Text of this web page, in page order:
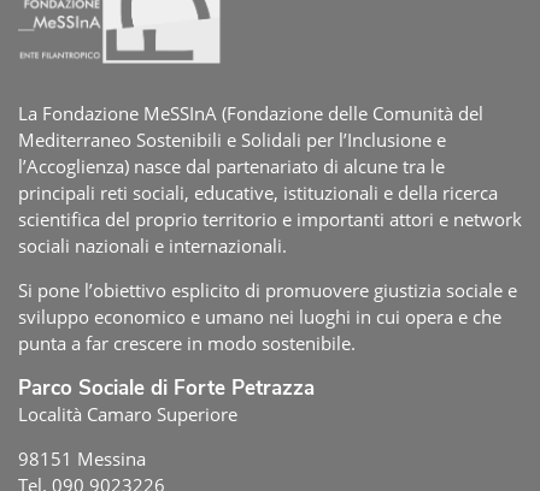
La Fondazione MeSSInA (Fondazione delle Comunità del
Mediterraneo Sostenibili e Solidali per l’Inclusione e
l’Accoglienza) nasce dal partenariato di alcune tra le
principali reti sociali, educative, istituzionali e della ricerca
scientifica del proprio territorio e importanti attori e network
sociali nazionali e internazionali.
Si pone l’obiettivo esplicito di promuovere giustizia sociale e
sviluppo economico e umano nei luoghi in cui opera e che
punta a far crescere in modo sostenibile.
Parco Sociale di Forte Petrazza
Località Camaro Superiore
98151 Messina
Tel. 090 9023226